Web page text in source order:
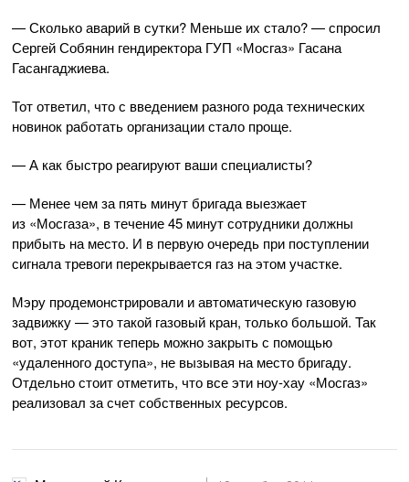
— Сколько аварий в сутки? Меньше их стало? — спросил
Сергей Собянин гендиректора ГУП «Мосгаз» Гасана
Гасангаджиева.
Тот ответил, что с введением разного рода технических
новинок работать организации стало проще.
— А как быстро реагируют ваши специалисты?
— Менее чем за пять минут бригада выезжает
из «Мосгаза», в течение 45 минут сотрудники должны
прибыть на место. И в первую очередь при поступлении
сигнала тревоги перекрывается газ на этом участке.
Мэру продемонстрировали и автоматическую газовую
задвижку — это такой газовый кран, только большой. Так
вот, этот краник теперь можно закрыть с помощью
«удаленного доступа», не вызывая на место бригаду.
Отдельно стоит отметить, что все эти ноу-хау «Мосгаз»
реализовал за счет собственных ресурсов.